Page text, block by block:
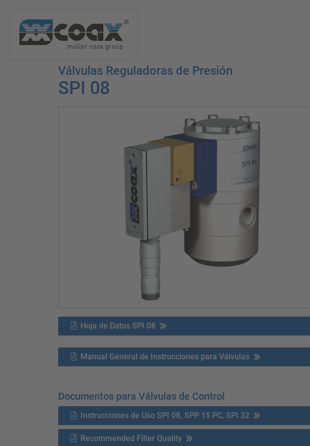
Válvulas Reguladoras de Presión
SPI 08
Hoja de Datos SPI 08
Manual General de Instrucciones para Válvulas
Documentos para Válvulas de Control
Instrucciones de Uso SPI 08, SPP 15 PC, SPI 32
Recommended Filter Quality